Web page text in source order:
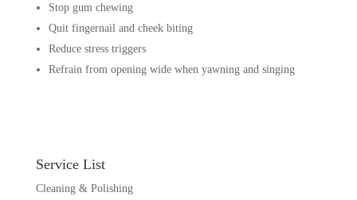
Stop gum chewing
Quit fingernail and cheek biting
Reduce stress triggers
Refrain from opening wide when yawning and singing
Service List
Cleaning & Polishing